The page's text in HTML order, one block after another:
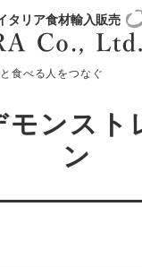
タリア食材輸入販売
食べる人をつなぐ
ー
モンスト
ン